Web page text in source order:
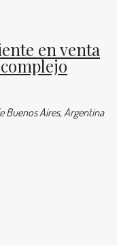
en venta
Buenos Aires, Argentina